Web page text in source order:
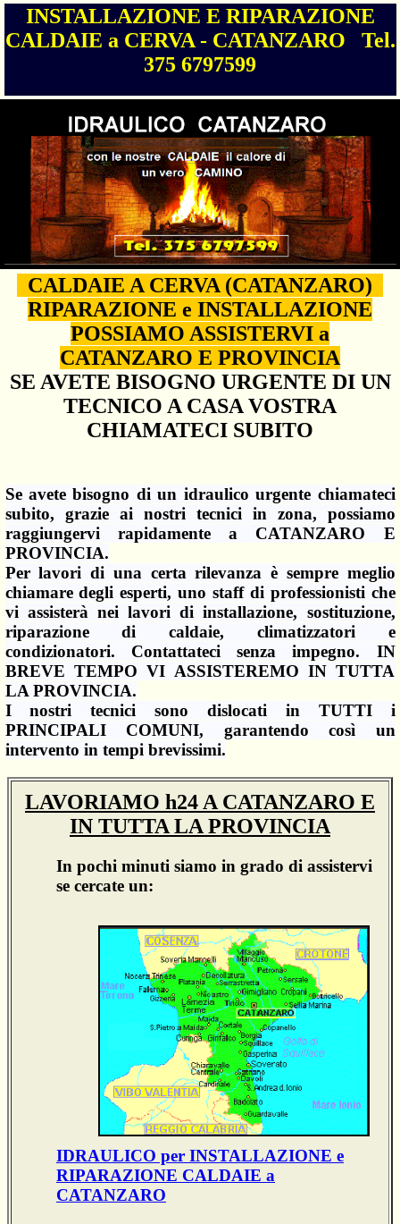
INSTALLAZIONE E RIPARAZIONE
CALDAIE a CERVA - CATANZARO Tel.
375 6797599
CALDAIE A CERVA (CATANZARO)
RIPARAZIONE e INSTALLAZIONE
POSSIAMO ASSISTERVI a
CATANZARO E PROVINCIA
SE AVETE BISOGNO URGENTE DI UN
TECNICO A CASA VOSTRA
CHIAMATECI SUBITO
Se avete bisogno di un idraulico urgente chiamateci
subito, grazie ai nostri tecnici in zona, possiamo
raggiungervi rapidamente a CATANZARO E
PROVINCIA.
Per lavori di una certa rilevanza è sempre meglio
chiamare degli esperti, uno staff di professionisti che
vi assisterà nei lavori di installazione, sostituzione,
riparazione di caldaie, climatizzatori e
condizionatori. Contattateci senza impegno. IN
BREVE TEMPO VI ASSISTEREMO IN TUTTA
LA PROVINCIA.
I nostri tecnici sono dislocati in TUTTI i
PRINCIPALI COMUNI, garantendo così un
intervento in tempi brevissimi.
LAVORIAMO h24 A CATANZARO E
IN TUTTA LA PROVINCIA
In pochi minuti siamo in grado di assistervi
se cercate un:
IDRAULICO per INSTALLAZIONE e
RIPARAZIONE CALDAIE a
CATANZARO